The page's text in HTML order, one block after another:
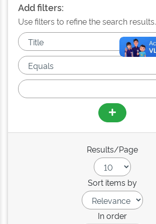
Add filters:
Use filters to refine the search results.
Results/Page
Sort items by
In order